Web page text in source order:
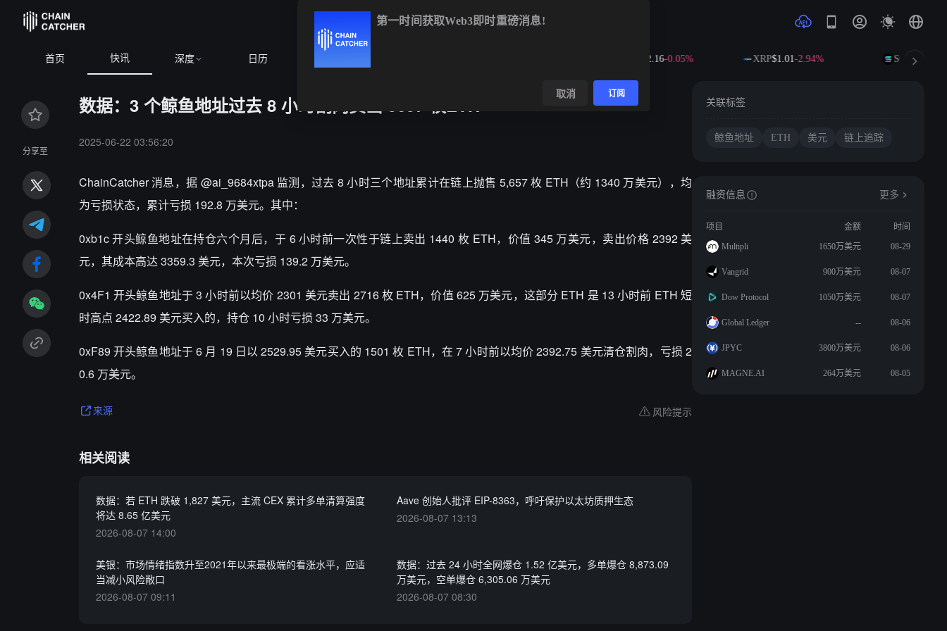
首页 快讯 深度 日历 $592.16-0.05% XRP$1.01-2.94% SOL $73.42
分享至
数据：3 个鲸鱼地址过去 8 小时割肉卖出 5657 枚ETH
2025-06-22 03:56:20
ChainCatcher 消息，据 @ai_9684xtpa 监测，过去 8 小时三个地址累计在链上抛售 5,657 枚 ETH（约 1340 万美元），均
为亏损状态，累计亏损 192.8 万美元。其中：
0xb1c 开头鲸鱼地址在持仓六个月后，于 6 小时前一次性于链上卖出 1440 枚 ETH，价值 345 万美元，卖出价格 2392 美
元，其成本高达 3359.3 美元，本次亏损 139.2 万美元。
0x4F1 开头鲸鱼地址于 3 小时前以均价 2301 美元卖出 2716 枚 ETH，价值 625 万美元，这部分 ETH 是 13 小时前 ETH 短
时高点 2422.89 美元买入的，持仓 10 小时亏损 33 万美元。
0xF89 开头鲸鱼地址于 6 月 19 日以 2529.95 美元买入的 1501 枚 ETH，在 7 小时前以均价 2392.75 美元清仓割肉，亏损 2
0.6 万美元。
来源 风险提示
相关阅读
数据：若 ETH 跌破 1,827 美元，主流 CEX 累计多单清算强度
将达 8.65 亿美元
2026-08-07 14:00
Aave 创始人批评 EIP-8363，呼吁保护以太坊质押生态
2026-08-07 13:13
美银：市场情绪指数升至2021年以来最极端的看涨水平，应适
当减小风险敞口
2026-08-07 09:11
数据：过去 24 小时全网爆仓 1.52 亿美元，多单爆仓 8,873.09
万美元，空单爆仓 6,305.06 万美元
2026-08-07 08:30
关联标签
鲸鱼地址 ETH 美元 链上追踪
融资信息 更多
项目 金额
时间
Multipli
1650万美元 08-29
Vangrid 900万美元 08-07
Dow Protocol 1050万美元 08-07
Global Ledger -- 08-06
JPYC 3800万美元 08-06
MAGNE.AI 264万美元 08-05
第一时间获取Web3即时重磅消息!
取消 订阅